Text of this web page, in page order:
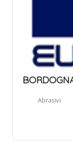
Abrasivi